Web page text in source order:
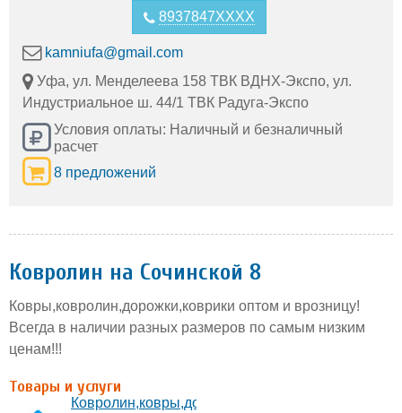
8937847XXXX
kamniufa@gmail.com
Уфа, ул. Менделеева 158 ТВК ВДНХ-Экспо, ул.
Индустриальное ш. 44/1 ТВК Радуга-Экспо
Условия оплаты: Наличный и безналичный
расчет
8 предложений
Ковролин на Сочинской 8
Ковры,ковролин,дорожки,коврики оптом и врозницу!
Всегда в наличии разных размеров по самым низким
ценам!!!
Товары и услуги
Ковролин,ковры,дорожки,паласики.